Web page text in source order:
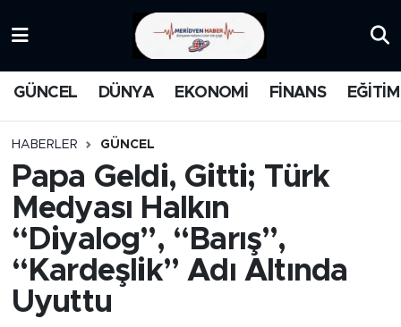
GÜNCEL DÜNYA EKONOMİ FİNANS EĞİTİM
HABERLER GÜNCEL
Papa Geldi, Gitti; Türk
Medyası Halkın
“Diyalog”, “Barış”,
“Kardeşlik” Adı Altında
Uyuttu
MEDYA
FİNANS
DÜNYA
Trafik Durumu
Süper Lig Puan Durumu ve Fikstür
Tüm Manşetler